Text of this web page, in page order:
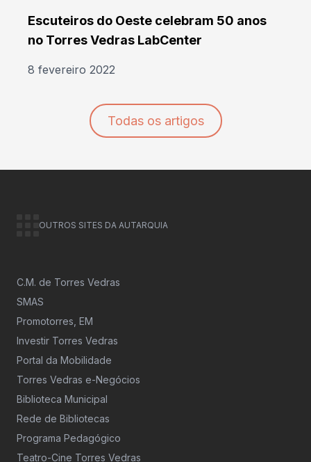
Escuteiros do Oeste celebram 50 anos
no Torres Vedras LabCenter
8 fevereiro 2022
Todas os artigos
OUTROS SITES DA AUTARQUIA
C.M. de Torres Vedras
SMAS
Promotorres, EM
Investir Torres Vedras
Portal da Mobilidade
Torres Vedras e-Negócios
Biblioteca Municipal
Rede de Bibliotecas
Programa Pedagógico
Teatro-Cine Torres Vedras